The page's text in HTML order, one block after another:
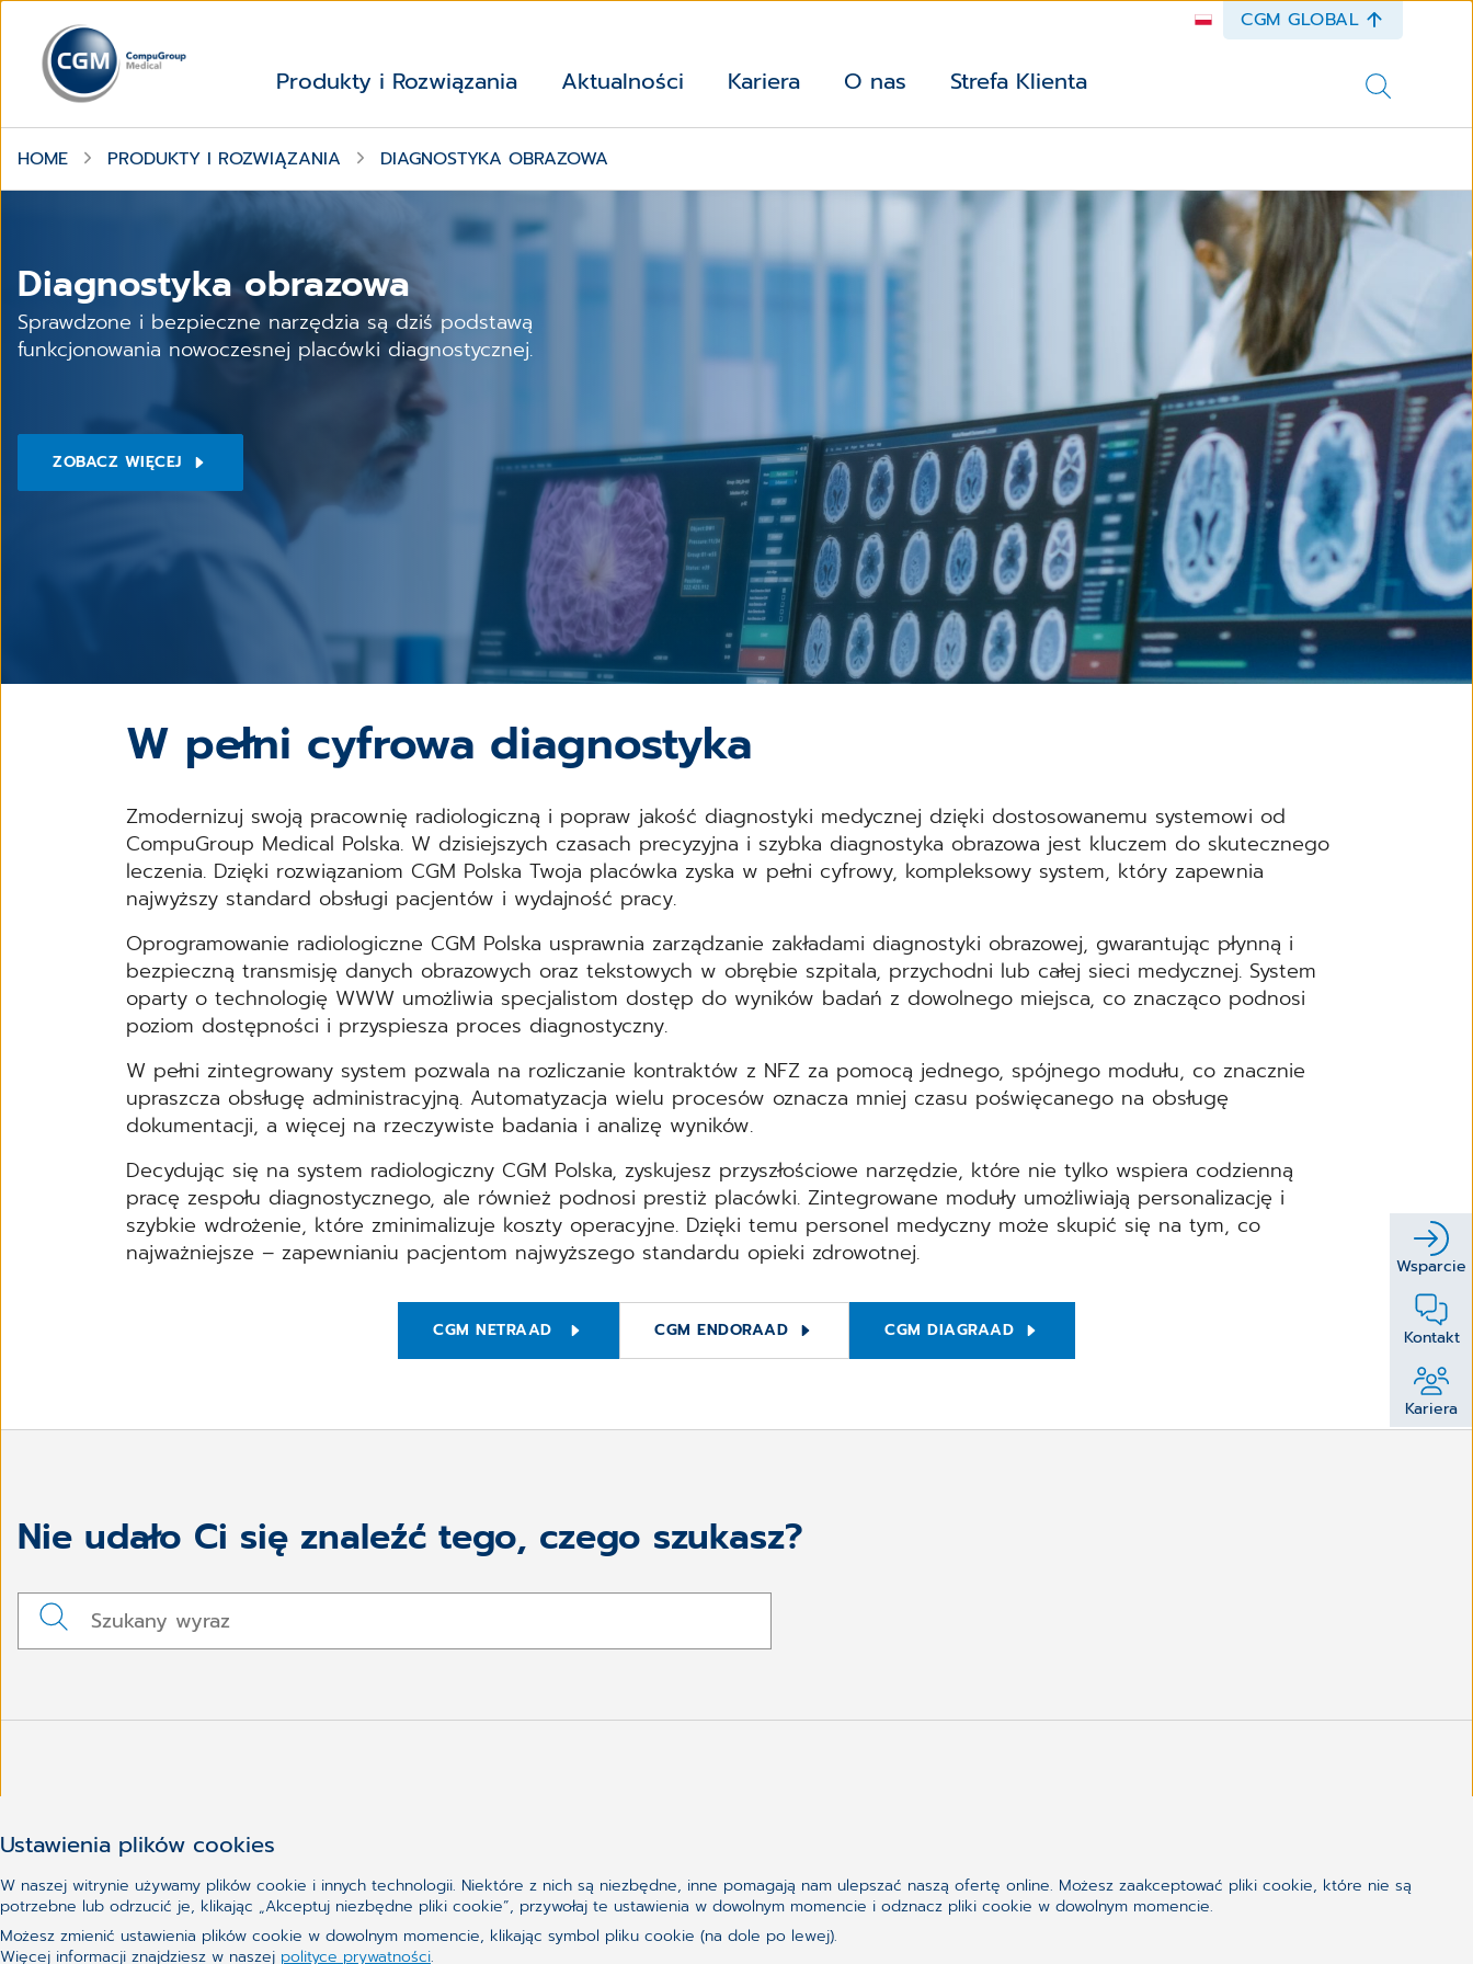
Wsparcie
Kontakt
Kariera
CGM GLOBAL
Produkty i Rozwiązania Aktualności Kariera O nas Strefa Klienta
HOME PRODUKTY I ROZWIĄZANIA DIAGNOSTYKA OBRAZOWA
Diagnostyka obrazowa
Sprawdzone i bezpieczne narzędzia są dziś podstawą
funkcjonowania nowoczesnej placówki diagnostycznej.
ZOBACZ WIĘCEJ
W pełni cyfrowa diagnostyka
Zmodernizuj swoją pracownię radiologiczną i popraw jakość diagnostyki medycznej dzięki dostosowanemu systemowi od
CompuGroup Medical Polska. W dzisiejszych czasach precyzyjna i szybka diagnostyka obrazowa jest kluczem do skutecznego
leczenia. Dzięki rozwiązaniom CGM Polska Twoja placówka zyska w pełni cyfrowy, kompleksowy system, który zapewnia
najwyższy standard obsługi pacjentów i wydajność pracy.
Oprogramowanie radiologiczne CGM Polska usprawnia zarządzanie zakładami diagnostyki obrazowej, gwarantując płynną i
bezpieczną transmisję danych obrazowych oraz tekstowych w obrębie szpitala, przychodni lub całej sieci medycznej. System
oparty o technologię WWW umożliwia specjalistom dostęp do wyników badań z dowolnego miejsca, co znacząco podnosi
poziom dostępności i przyspiesza proces diagnostyczny.
W pełni zintegrowany system pozwala na rozliczanie kontraktów z NFZ za pomocą jednego, spójnego modułu, co znacznie
upraszcza obsługę administracyjną. Automatyzacja wielu procesów oznacza mniej czasu poświęcanego na obsługę
dokumentacji, a więcej na rzeczywiste badania i analizę wyników.
Decydując się na system radiologiczny CGM Polska, zyskujesz przyszłościowe narzędzie, które nie tylko wspiera codzienną
pracę zespołu diagnostycznego, ale również podnosi prestiż placówki. Zintegrowane moduły umożliwiają personalizację i
szybkie wdrożenie, które zminimalizuje koszty operacyjne. Dzięki temu personel medyczny może skupić się na tym, co
najważniejsze – zapewnianiu pacjentom najwyższego standardu opieki zdrowotnej.
CGM NETRAAD CGM ENDORAAD CGM DIAGRAAD
Nie udało Ci się znaleźć tego, czego szukasz?
Ustawienia plików cookies
W naszej witrynie używamy plików cookie i innych technologii. Niektóre z nich są niezbędne, inne pomagają nam ulepszać naszą ofertę online. Możesz zaakceptować pliki cookie, które nie są
potrzebne lub odrzucić je, klikając „Akceptuj niezbędne pliki cookie”, przywołaj te ustawienia w dowolnym momencie i odznacz pliki cookie w dowolnym momencie.
Możesz zmienić ustawienia plików cookie w dowolnym momencie, klikając symbol pliku cookie (na dole po lewej).
Więcej informacji znajdziesz w naszej polityce prywatności.